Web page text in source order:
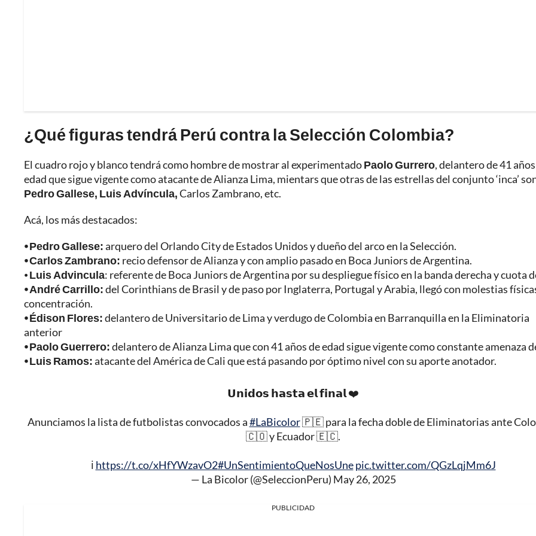
¿Qué figuras tendrá Perú contra la Selección Colombia?
El cuadro rojo y blanco tendrá como hombre de mostrar al experimentadoPaolo Gurrero, delantero de 41
edad que sigue vigente como atacante de Alianza Lima, mientars que otras de las estrellas del conjunto ‘inca’
Pedro Gallese, Luis Advíncula,Carlos Zambrano, etc.
Acá, los más destacados:
⦁ Pedro Gallese:arquero del Orlando City de Estados Unidos y dueño del arco en la Selección.
⦁ Carlos Zambrano: recio defensor de Alianza y con amplio pasado en Boca Juniors de Argentina.
⦁Luis Advincula: referente de Boca Juniors de Argentina por su despliegue físico en la banda derecha y cuota
⦁ André Carrillo:del Corinthians de Brasil y de paso por Inglaterra, Portugal y Arabia, llegó con molestias
concentración.
⦁ Édison Flores:delantero de Universitario de Lima y verdugo de Colombia en Barranquilla en la Eliminatoria
anterior
⦁ Paolo Guerrero:delantero de Alianza Lima que con 41 años de edad sigue vigente como constante amenaza
⦁ Luis Ramos:atacante del América de Cali que está pasando por óptimo nivel con su aporte anotador.
𝗨𝗻𝗶𝗱𝗼𝘀 𝗵𝗮𝘀𝘁𝗮 𝗲𝗹 𝗳𝗶𝗻𝗮𝗹 ❤️
Anunciamos la lista de futbolistas convocados a#LaBicolor🇵🇪 para la fecha doble de Eliminatorias ante
🇨🇴 y Ecuador 🇪🇨.
ℹ️ https://t.co/xHfYWzavO2#UnSentimientoQueNosUne pic.twitter.com/QGzLqjMm6J
— La Bicolor (@SeleccionPeru) May 26, 2025
PUBLICIDAD